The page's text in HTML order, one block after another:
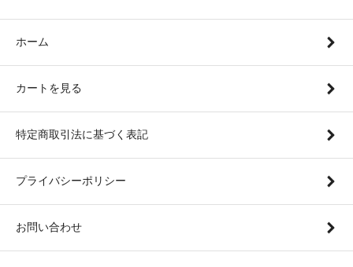
ホーム
カートを見る
特定商取引法に基づく表記
プライバシーポリシー
お問い合わせ